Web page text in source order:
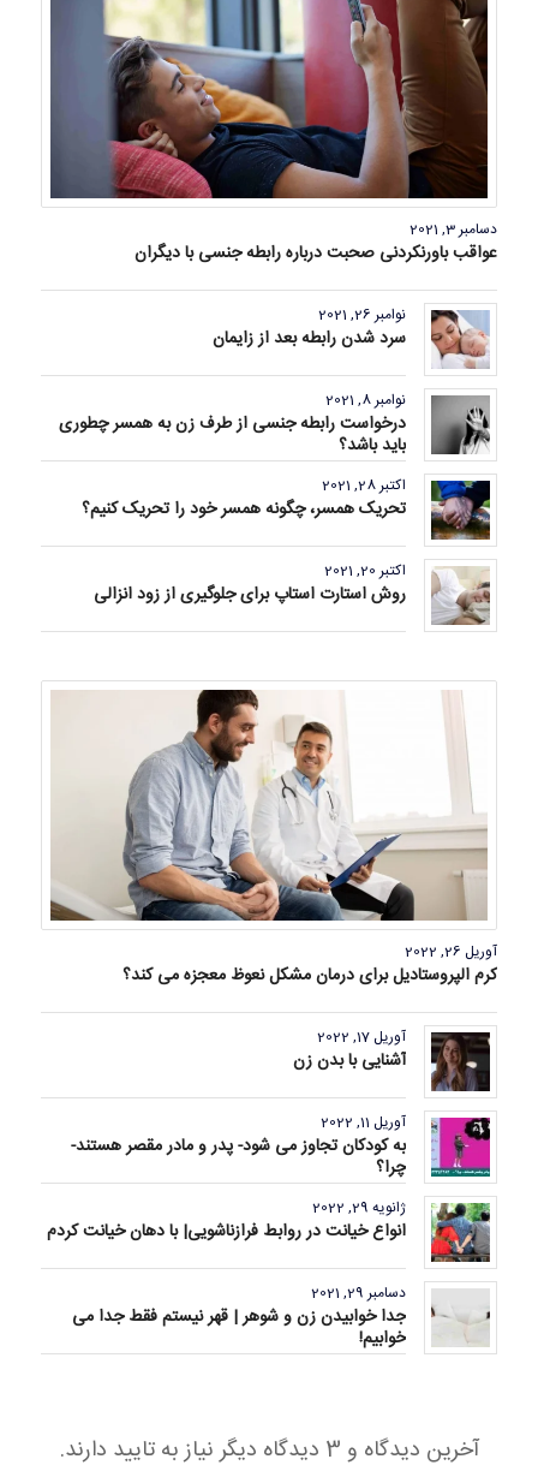
دسامبر 3, 2021
عواقب باورنکردنی صحبت درباره رابطه جنسی با دیگران
نوامبر 26, 2021
سرد شدن رابطه بعد از زایمان
نوامبر 8, 2021
درخواست رابطه جنسی از طرف زن به همسر چطوری
باید باشد؟
اکتبر 28, 2021
تحریک همسر، چگونه همسر خود را تحریک کنیم؟
اکتبر 20, 2021
روش استارت استاپ برای جلوگیری از زود انزالی
آوریل 26, 2022
کرم الپروستادیل برای درمان مشکل نعوظ معجزه می کند؟
آوریل 17, 2022
آشنایی با بدن زن
آوریل 11, 2022
به کودکان تجاوز می شود- پدر و مادر مقصر هستند-
چرا؟
ژانویه 29, 2022
انواع خیانت در روابط فرازناشویی| با دهان خیانت کردم
دسامبر 29, 2021
جدا خوابیدن زن و شوهر | قهر نیستم فقط جدا می
خوابیم!
آخرین دیدگاه و 3 دیدگاه دیگر نیاز به تایید دارند.